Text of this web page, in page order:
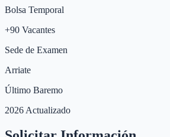
Bolsa Temporal
+90 Vacantes
Sede de Examen
Arriate
Último Baremo
2026 Actualizado